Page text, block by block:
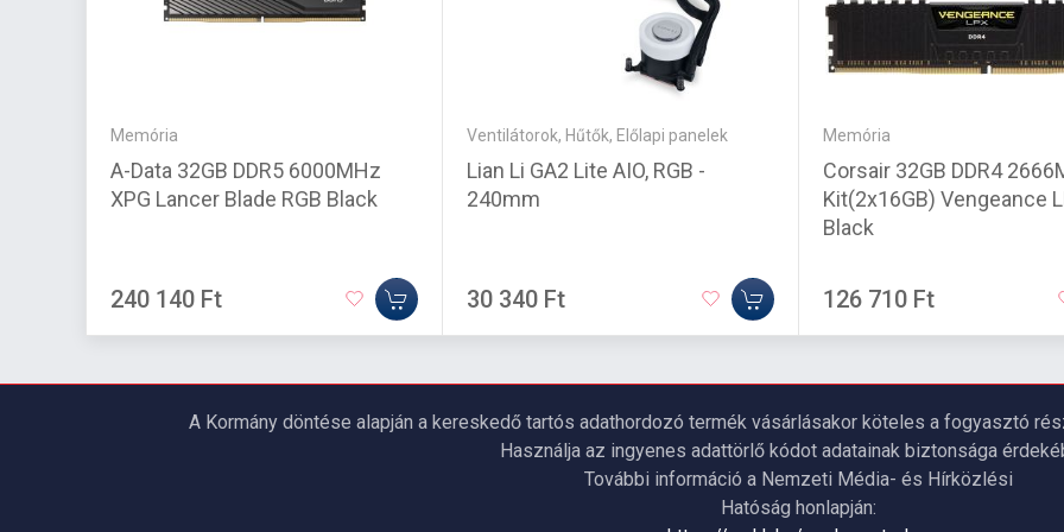
Memória
A-Data 32GB DDR5 6000MHz
XPG Lancer Blade RGB Black
240 140 Ft
Ventilátorok, Hűtők, Előlapi panelek
Lian Li GA2 Lite AIO, RGB -
240mm
30 340 Ft
Memória
Corsair 32GB DDR4
Kit(2x16GB) Vengeance
Black
126 710 Ft
A Kormány döntése alapján a kereskedő tartós adathordozó termék vásárlásakor köteles a fogyasztó
Használja az ingyenes adattörlő kódot adatainak biztonsága
További információ a Nemzeti Média- és Hírközlési
Hatóság honlapján: